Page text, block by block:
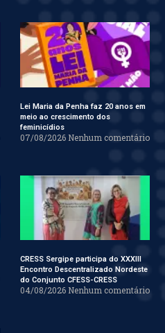
Lei Maria da Penha faz 20 anos em
meio ao crescimento dos
feminicídios
07/08/2026 Nenhum comentário
CRESS Sergipe participa do XXXIII
Encontro Descentralizado Nordeste
do Conjunto CFESS-CRESS
04/08/2026 Nenhum comentário